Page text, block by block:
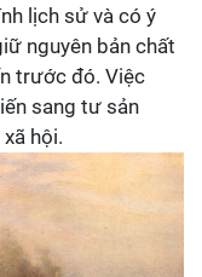
lịch sử và có ý
nguyên bản chất
trước đó. Việc
sang tư sản
hội.